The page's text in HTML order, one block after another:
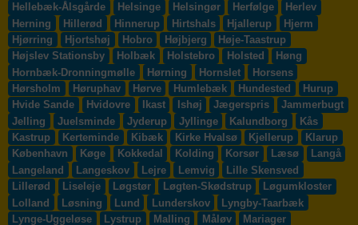
Hellebæk-Ålsgårde
Helsinge Helsingør Herfølge
Herlev
Herning
Hillerød Hinnerup Hirtshals Hjallerup
Hjerm
Hjørring
Hjortshøj Hobro Højbjerg
Høje-Taastrup
Højslev Stationsby
Holbæk Holstebro Holsted
Høng
Hornbæk-Dronningmølle
Hørning Hornslet
Horsens
Hørsholm
Høruphav Hørve Humlebæk Hundested
Hurup
Hvide Sande
Hvidovre Ikast Ishøj Jægerspris
Jammerbugt
Jelling
Juelsminde Jyderup Jyllinge Kalundborg
Kås
Kastrup
Kerteminde Kibæk Kirke Hvalsø Kjellerup
Klarup
København
Køge Kokkedal Kolding Korsør Læsø
Langå
Langeland
Langeskov Lejre Lemvig
Lille Skensved
Lillerød
Liseleje Løgstør Løgten-Skødstrup
Løgumkloster
Lolland
Løsning Lund Lunderskov
Lyngby-Taarbæk
Lynge-Uggeløse
Lystrup Malling Måløv
Mariager